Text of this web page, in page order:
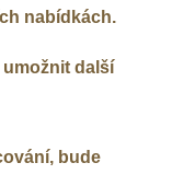
nabídkách.
umožnit další
bude